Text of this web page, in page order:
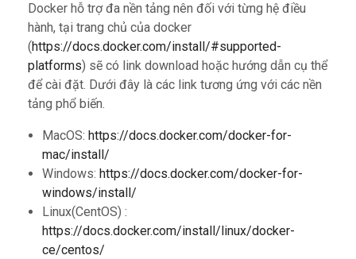
Docker hỗ trợ đa nền tảng nên đối với từng hệ điều
hành, tại trang chủ của docker
(https://docs.docker.com/install/#supported-
platforms) sẽ có link download hoặc hướng dẫn cụ thể
để cài đặt. Dưới đây là các link tương ứng với các nền
tảng phổ biến.
MacOS: https://docs.docker.com/docker-for-
mac/install/
Windows: https://docs.docker.com/docker-for-
windows/install/
Linux(CentOS) :
https://docs.docker.com/install/linux/docker-
ce/centos/